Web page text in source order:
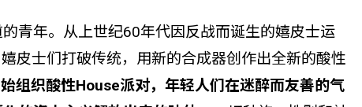
青年。从上世纪60年代因反战而诞生的嬉皮士运
皮士们打破传统，用新的合成器创作出全新的酸性
组织酸性House派对，年轻人们在迷醉而友善的气